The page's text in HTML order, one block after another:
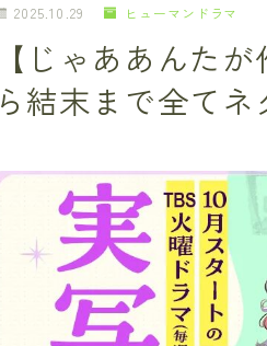
2025.10.29 ヒューマンドラマ
【じゃああんた
ら結末まで全て